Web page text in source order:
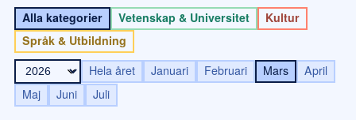
Alla kategorier Vetenskap & Universitet
Kultur
Språk & Utbildning
Hela året
Januari Februari Mars
April
Maj
Juni Juli